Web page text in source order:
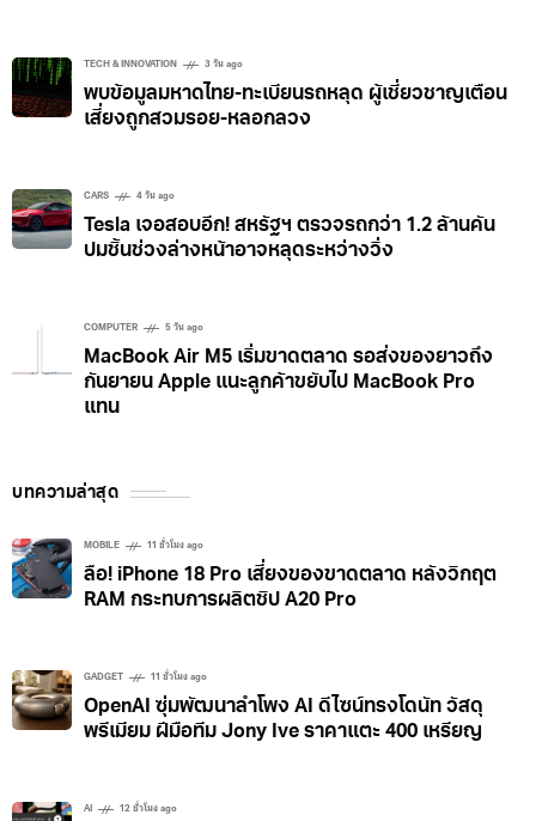
TECH & INNOVATION 3 วัน ago
พบข้อมูลมหาดไทย-ทะเบียนรถหลุด ผู้เชี่ยวชาญเตือน
เสี่ยงถูกสวมรอย-หลอกลวง
CARS 4 วัน ago
Tesla เจอสอบอีก! สหรัฐฯ ตรวจรถกว่า 1.2 ล้านคัน
ปมชิ้นช่วงล่างหน้าอาจหลุดระหว่างวิ่ง
COMPUTER 5 วัน ago
MacBook Air M5 เริ่มขาดตลาด รอส่งของยาวถึง
กันยายน Apple แนะลูกค้าขยับไป MacBook Pro
แทน
บทความล่าสุด
MOBILE 11 ชั่วโมง ago
ลือ! iPhone 18 Pro เสี่ยงของขาดตลาด หลังวิกฤต
RAM กระทบการผลิตชิป A20 Pro
GADGET 11 ชั่วโมง ago
OpenAI ซุ่มพัฒนาลำโพง AI ดีไซน์ทรงโดนัท วัสดุ
พรีเมียม ฝีมือทีม Jony Ive ราคาแตะ 400 เหรียญ
AI 12 ชั่วโมง ago